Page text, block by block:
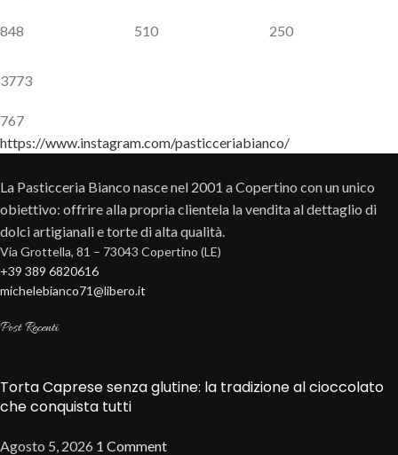
848 510 250
3773
767
https://www.instagram.com/pasticceriabianco/
La Pasticceria Bianco nasce nel 2001 a Copertino con un unico
obiettivo: offrire alla propria clientela la vendita al dettaglio di
dolci artigianali e torte di alta qualità.
Via Grottella, 81 – 73043 Copertino (LE)
+39 389 6820616
michelebianco71@libero.it
Post Recenti
Torta Caprese senza glutine: la tradizione al cioccolato
che conquista tutti
Agosto 5, 2026 1 Comment